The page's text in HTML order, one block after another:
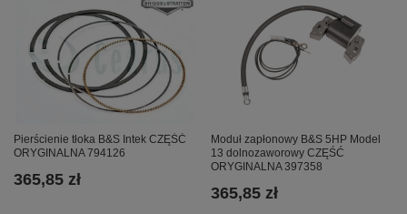
Pierścienie tłoka B&S Intek CZĘŚĆ
ORYGINALNA 794126
365,85 zł
Moduł zapłonowy B&S 5HP Model
13 dolnozaworowy CZĘŚĆ
ORYGINALNA 397358
365,85 zł